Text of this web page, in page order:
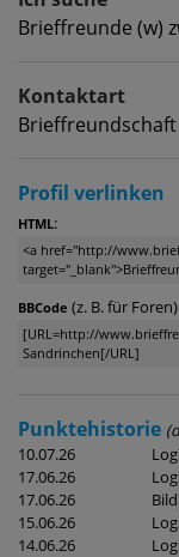
Brieffreunde (w)
Kontaktart
Profil verlinken
HTML:
BBCode (z. B. für Foren)
Punktehistorie
10.07.26
17.06.26
17.06.26
15.06.26
14.06.26